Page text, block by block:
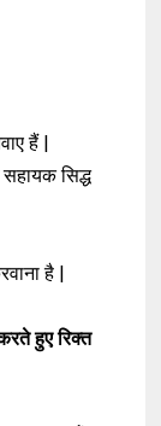
हैं |
सिद्ध
है |
हुए रिक्त